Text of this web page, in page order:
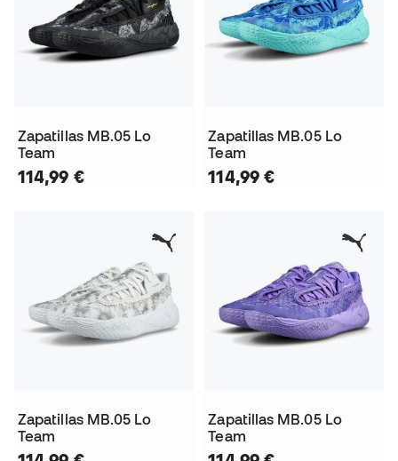
Zapatillas MB.05 Lo
Team
114,99 €
Zapatillas MB.05 Lo
Team
114,99 €
Zapatillas MB.05 Lo
Team
Zapatillas MB.05 Lo
Team